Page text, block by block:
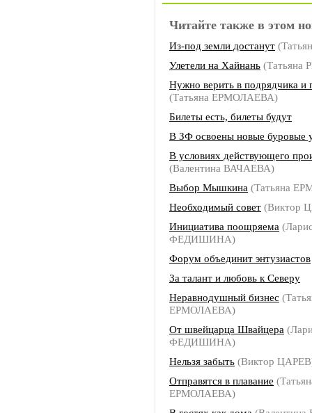
Читайте также в этом
Из-под земли достанут
Улетели на Хайнань
Нужно верить в подрядчика и
(Татьяна ЕРМОЛАЕВА)
Билеты есть, билеты будут
В ЗФ освоены новые буровые
В условиях действующего
(Валентина ВАЧАЕВА)
Выбор Мышкина (Татьяна
Необходимый совет (Виктор
Инициатива поощряема
ФЕДИШИНА)
Форум объединит энтузиастов
За талант и любовь к Северу
Неравнодушный бизнес
ЕРМОЛАЕВА)
От швейцарца Швайцера
ФЕДИШИНА)
Нельзя забыть (Виктор
Отправятся в плавание
ЕРМОЛАЕВА)